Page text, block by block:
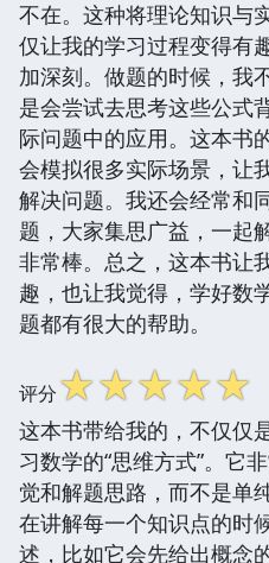
不在。这种将理论知识与
仅让我的学习过程变得有
加深刻。做题的时候，我
是会尝试去思考这些公式
际问题中的应用。这本书
会模拟很多实际场景，让
解决问题。我还会经常和
题，大家集思广益，一起
非常棒。总之，这本书让
趣，也让我觉得，学好数
题都有很大的帮助。
评分☆☆☆☆☆
这本书带给我的，不仅仅
习数学的“思维方式”。它
觉和解题思路，而不是单
在讲解每一个知识点的时
述，比如它会先给出概念